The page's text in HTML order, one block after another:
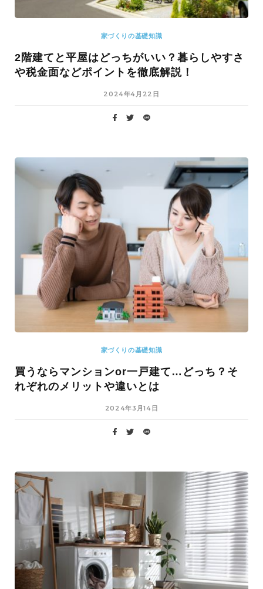
家づくりの基礎知識
2階建てと平屋はどっちがいい？暮らしやすさ
や税金面などポイントを徹底解説！
2024年4月22日
家づくりの基礎知識
買うならマンションor一戸建て…どっち？そ
れぞれのメリットや違いとは
2024年3月14日